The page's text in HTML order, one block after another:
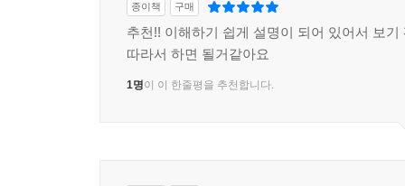
종이책 구매
추천!! 이해하기 쉽게 설명이 되어 있어서 보기
따라서 하면 될거같아요
1명이 이 한줄평을 추천합니다.